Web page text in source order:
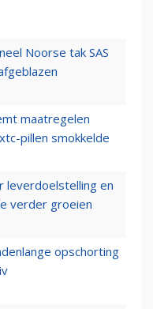
Noorse tak SAS
maatregelen
pillen smokkelde
leverdoelstelling en
verder groeien
opschorting